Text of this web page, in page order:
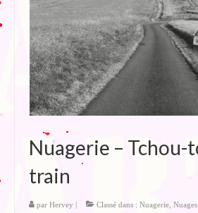
Nuagerie – Tchou-
train
par Hervey Classé dans : Nuagerie Nuages